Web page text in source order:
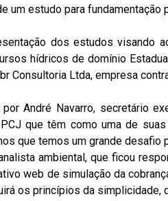
um estudo para fundamentação
dos estudos visando
hídricos de domínio
Consultoria Ltda, empresa
André Navarro, secretário
que têm como uma de
que temos um grande desafio
ambiental, que ficou
web de simulação da
os princípios da simplicidade,